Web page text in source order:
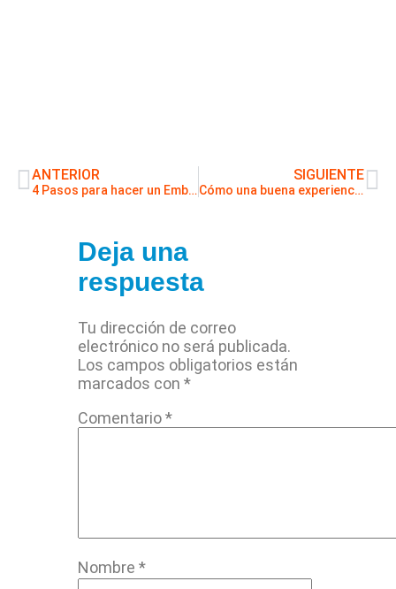
ANTERIOR
4 Pasos para hacer un Embudo con Facebook Ads
SIGUIENTE
Cómo una buena experiencia de usuario mejora la optimización del embudo de conversión
Deja una
respuesta
Tu dirección de correo
electrónico no será publicada.
Los campos obligatorios están
marcados con*
Comentario*
Nombre*